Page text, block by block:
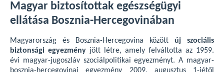
Magyar biztosítottak egészségügyi
ellátása Bosznia-Hercegovinában
Magyarország és Bosznia-Hercegovina között új szociális
biztonsági egyezmény jött létre, amely felváltotta az 1959.
évi magyar-jugoszláv szociálpolitikai egyezményt. A magyar-